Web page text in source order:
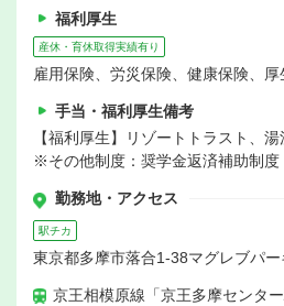
福利厚生
産休・育休取得実績有り
雇用保険、労災保険、健康保険、
手当・福利厚生備考
【福利厚生】リゾートトラスト、
※その他制度：奨学金返済補助制度
勤務地・アクセス
駅チカ
東京都多摩市落合1-38マグレブパ
京王相模原線「京王多摩センタ